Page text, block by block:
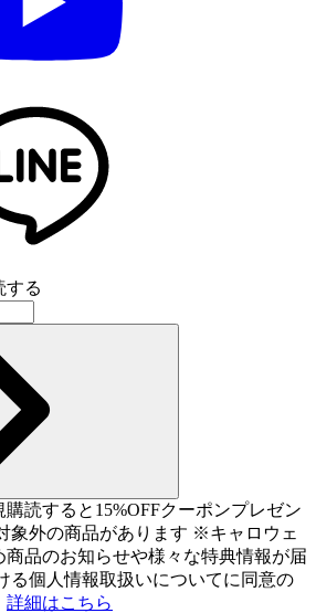
する
読すると15%OFFクーポンプレゼン
象外の商品があります ※キャロウェ
品のお知らせや様々な特典情報が届
る個人情報取扱いについてに同意の
詳細はこちら